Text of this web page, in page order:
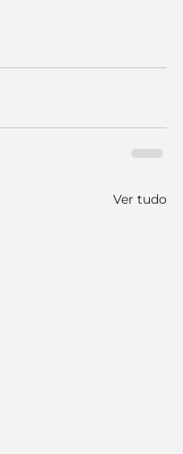
Ver tudo